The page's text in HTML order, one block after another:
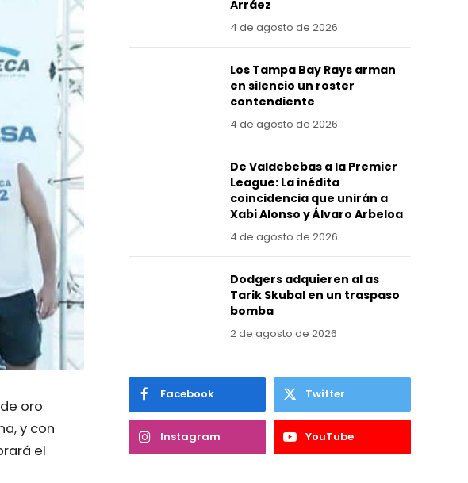
oro
y con
el
Arráez
4 de agosto de 2026
Los Tampa Bay Rays arman
en silencio un roster
contendiente
4 de agosto de 2026
De Valdebebas a la Premier
League: La inédita
coincidencia que unirán a
Xabi Alonso y Álvaro Arbeloa
4 de agosto de 2026
Dodgers adquieren al as
Tarik Skubal en un traspaso
bomba
2 de agosto de 2026
Facebook Twitter
Instagram YouTube